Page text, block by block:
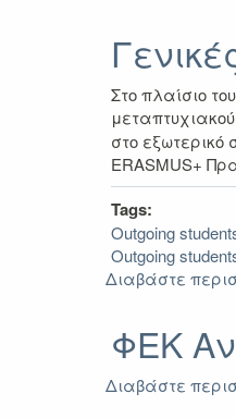
Στο πλαίσιο
στο
ERASMUS+
Tags:
Outgoing
Outgoing
Διαβάστε
ΦΕΚ
Διαβάστε